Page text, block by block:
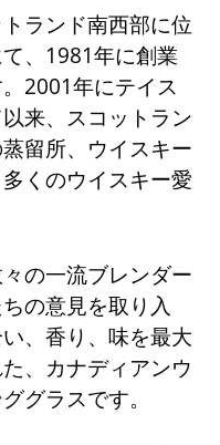
ランド南西部に位
、1981年に創業
2001年にテイス
来、スコットラン
留所、ウイスキー
くのウイスキー愛
の一流ブレンダー
の意見を取り入
、香り、味を最大
、カナディアンウ
グラスです。